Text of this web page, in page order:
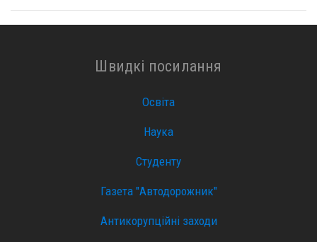
Швидкі посилання
Освіта
Наука
Студенту
Газета "Автодорожник"
Антикорупційні заходи